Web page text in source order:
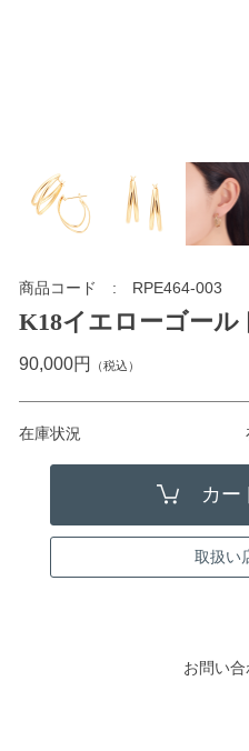
商品コード RPE464-003
K18イエローゴール
90,000円 （税込）
在庫状況
取扱い
お問い